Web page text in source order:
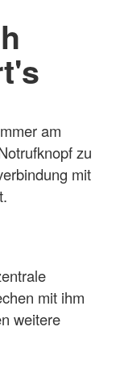
am
zu
mit
mit ihm
weitere